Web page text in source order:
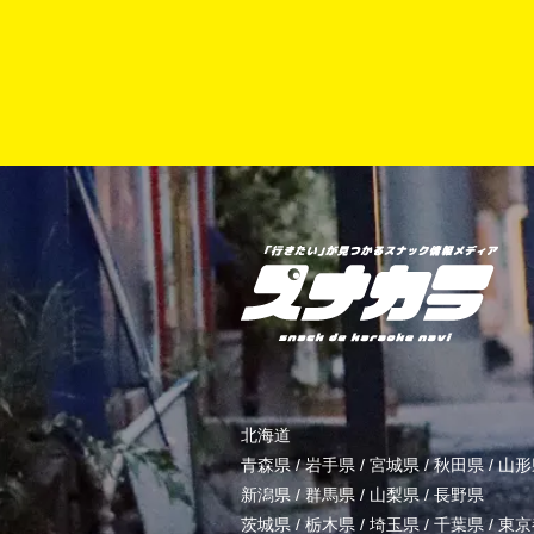
北海道
青森県/岩手県 / 宮城県 /秋田県 /山
新潟県 / 群馬県 / 山梨県/長野県
茨城県 / 栃木県 / 埼玉県/ 千葉県 /東